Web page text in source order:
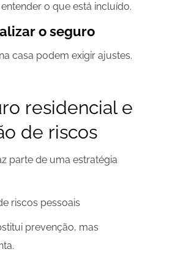
o que está incluído.
o seguro
casa podem exigir ajustes.
residencial e
de riscos
parte de uma estratégia
riscos pessoais
prevenção, mas